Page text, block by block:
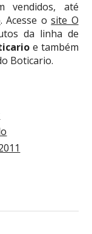
vendidos, até
. Acesse osite O
da linha de
e também
Boticario.